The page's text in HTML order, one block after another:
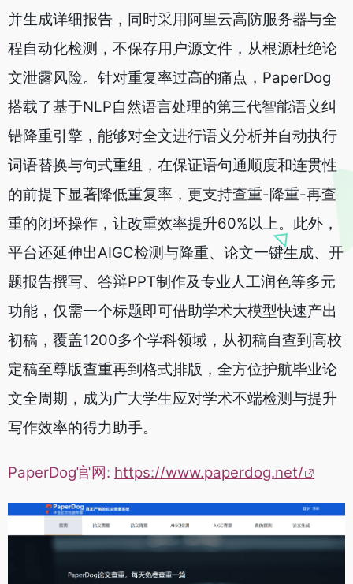
并生成详细报告，同时采用阿里云高防服务器与全
程自动化检测，不保存用户源文件，从根源杜绝论
文泄露风险。针对重复率过高的痛点，PaperDog
搭载了基于NLP自然语言处理的第三代智能语义纠
错降重引擎，能够对全文进行语义分析并自动执行
词语替换与句式重组，在保证语句通顺度和连贯性
的前提下显著降低重复率，更支持查重-降重-再查
重的闭环操作，让改重效率提升60%以上。此外，
平台还延伸出AIGC检测与降重、论文一键生成、开
题报告撰写、答辩PPT制作及专业人工润色等多元
功能，仅需一个标题即可借助学术大模型快速产出
初稿，覆盖1200多个学科领域，从初稿自查到高校
定稿至尊版查重再到格式排版，全方位护航毕业论
文全周期，成为广大学生应对学术不端检测与提升
写作效率的得力助手。
PaperDog官网: https://www.paperdog.net/